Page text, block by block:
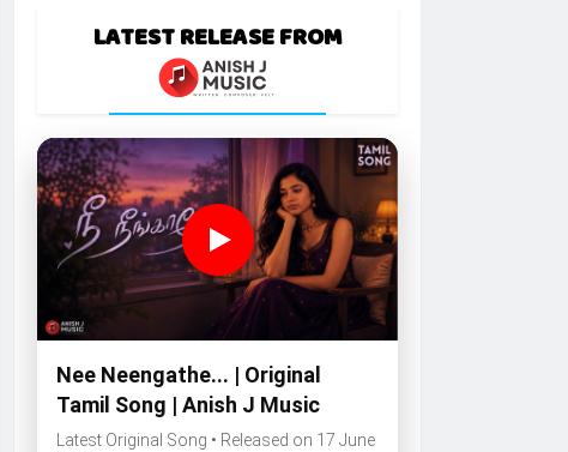
LATEST RELEASE FROM
Nee Neengathe... | Original
Tamil Song | Anish J Music
Latest Original Song • Released on 17 June